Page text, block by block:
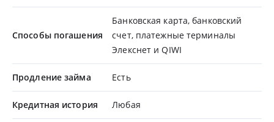
Способы погашения
Банковская карта, банковский
счет, платежные терминалы
Элекснет и QIWI
Продление займа Есть
Кредитная история Любая